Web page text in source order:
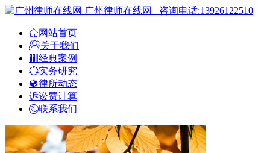
广州律师在线网 咨询电话:13926122510
网站首页
关于我们
经典案例
实务研究
律所动态
诉讼费计算
联系我们